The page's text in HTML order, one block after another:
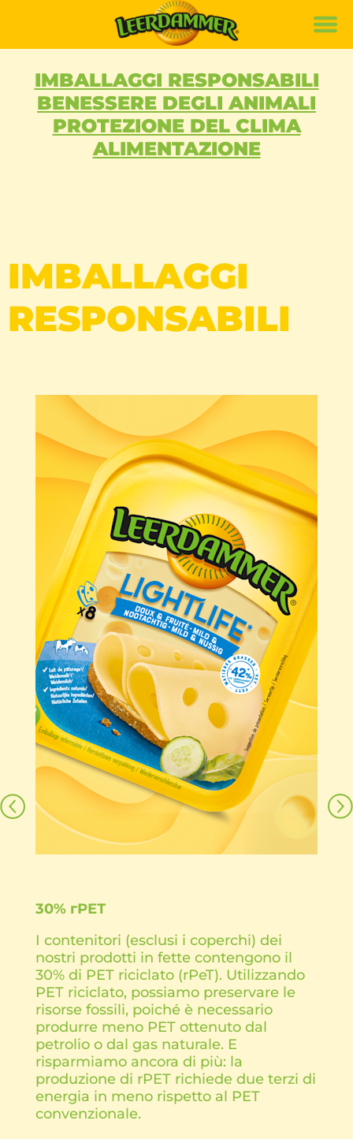
Marca
Ricette
Prodotti
Sostenibilità
IMBALLAGGI RESPONSABILI
BENESSERE DEGLI ANIMALI
PROTEZIONE DEL CLIMA
ALIMENTAZIONE
IMBALLAGGI
RESPONSABILI
30% гРЕТ
I contenitori (esclusi i coperchi) dei
nostri prodotti in fette contengono il
30% di PET riciclato (rPeT). Utilizzando
PET riciclato, possiamo preservare le
risorse fossili, poiché è necessario
produrre meno PET ottenuto dal
petrolio o dal gas naturale. E
risparmiamo ancora di più: la
produzione di rPET richiede due terzi di
energia in meno rispetto al PET
convenzionale.